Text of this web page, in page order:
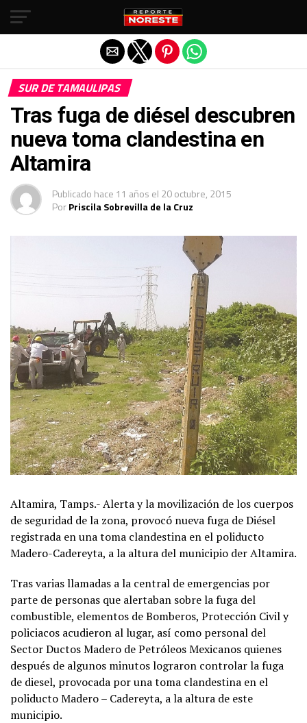
SUR DE TAMAULIPAS
Tras fuga de diésel descubren
nueva toma clandestina en
Altamira
Publicado hace 11 años el 20 octubre, 2015
PorPriscila Sobrevilla de la Cruz
Altamira, Tamps.- Alerta y la movilización de los cuerpos
de seguridad de la zona, provocó nueva fuga de Diésel
registrada en una toma clandestina en el poliducto
Madero-Cadereyta, a la altura del municipio der Altamira.
Tras varias llamadas a la central de emergencias por
parte de personas que alertaban sobre la fuga del
combustible, elementos de Bomberos, Protección Civil y
policiacos acudieron al lugar, así como personal del
Sector Ductos Madero de Petróleos Mexicanos quienes
después de algunos minutos lograron controlar la fuga
de diesel, provocada por una toma clandestina en el
poliducto Madero – Cadereyta, a la altura de este
municipio.
Salir de la versión móvil